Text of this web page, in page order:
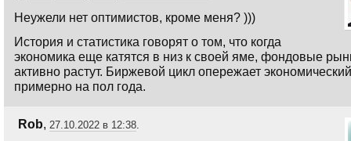
Неужели нет оптимистов, кроме меня? )))
История и статистика говорят о том, что когда
экономика еще катятся в низ к своей яме, фондовые
активно растут. Биржевой цикл опережает экономический
примерно на пол года.
Rob, 27.10.2022 в 12:38.